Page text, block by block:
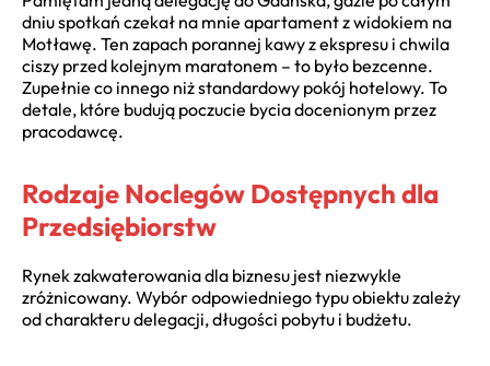
dniu spotkań czekał na mnie apartament z widokiem na
Motławę. Ten zapach porannej kawy z ekspresu i chwila
ciszy przed kolejnym maratonem – to było bezcenne.
Zupełnie co innego niż standardowy pokój hotelowy. To
detale, które budują poczucie bycia docenionym przez
pracodawcę.
Rodzaje Noclegów Dostępnych dla
Przedsiębiorstw
Rynek zakwaterowania dla biznesu jest niezwykle
zróżnicowany. Wybór odpowiedniego typu obiektu zależy
od charakteru delegacji, długości pobytu i budżetu.